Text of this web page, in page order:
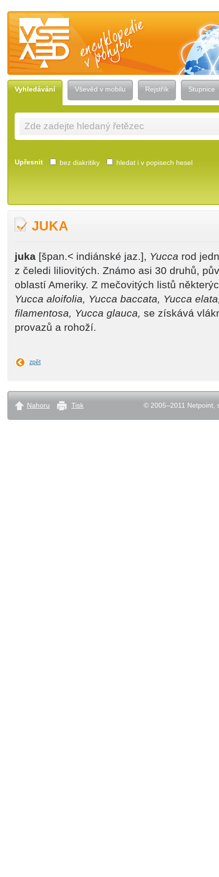
Vševěd — encyklopedie v pohybu
Vyhledávání Vševěd v mobilu Rejstřík Stupnice
Upřesnit bez diakritiky hledat i v popisech hesel
JUKA
juka [špan.< indiánské jaz.], Yucca rod
z čeledi liliovitých. Známo asi 30 druhů,
oblastí Ameriky. Z mečovitých listů
Yucca aloifolia, Yucca baccata, Yucca
filamentosa, Yucca glauca, se získává
provazů a rohoží.
zpět
© 2005–2011 Netpoint,
Nahoru Tisk